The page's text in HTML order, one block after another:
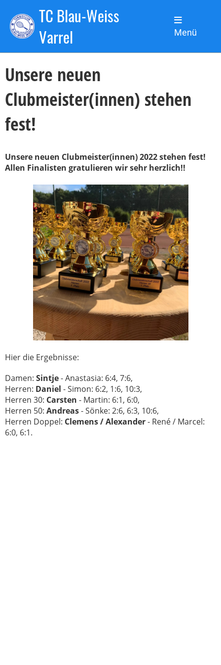
TC Blau-Weiss
Varrel
Menü
Zurück
, Kronsbein Lars
Unsere neuen
Clubmeister(innen) stehen
fest!
Unsere neuen Clubmeister(innen) 2022 stehen fest!
Allen Finalisten gratulieren wir sehr herzlich!!
Hier die Ergebnisse:
Damen: Sintje- Anastasia: 6:4, 7:6,
Herren: Daniel - Simon: 6:2, 1:6, 10:3,
Herren 30: Carsten - Martin: 6:1, 6:0,
Herren 50: Andreas- Sönke: 2:6, 6:3, 10:6,
Herren Doppel: Clemens / Alexander- René / Marcel:
6:0, 6:1.